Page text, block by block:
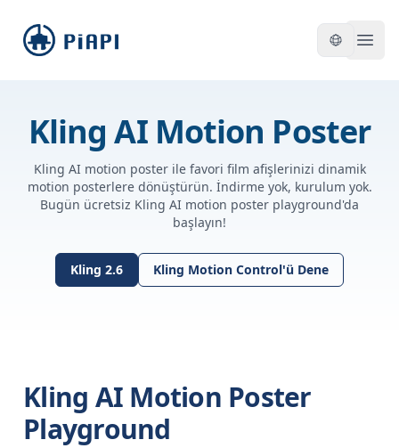
piapi
Kling AI Motion Poster
Kling AI motion poster ile favori film afişlerinizi dinamik
motion posterlere dönüştürün. İndirme yok, kurulum yok.
Bugün ücretsiz Kling AI motion poster playground'da
başlayın!
Kling 2.6 Kling Motion Control'ü Dene
Kling AI Motion Poster
Playground